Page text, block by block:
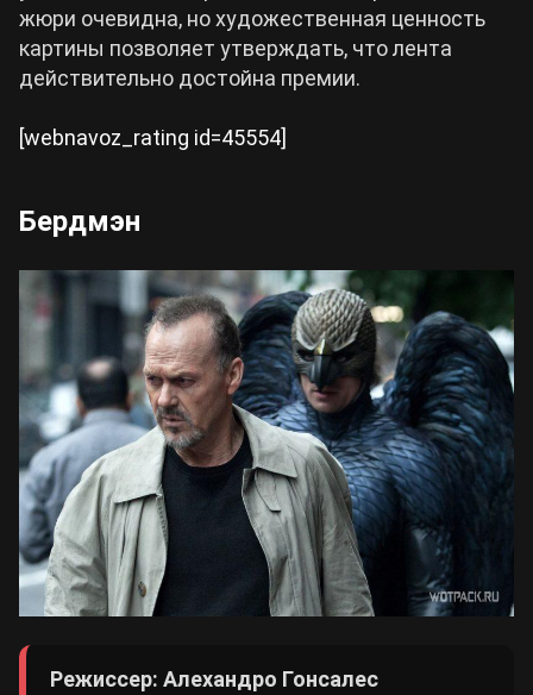
жюри очевидна, но художественная ценность
картины позволяет утверждать, что лента
действительно достойна премии.
[webnavoz_rating id=45554]
Бердмэн
Режиссер: Алехандро Гонсалес